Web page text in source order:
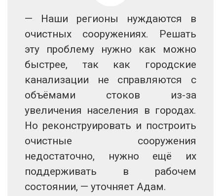
— Наши регионы нуждаются в
очистных сооружениях. Решать
эту проблему нужно как можно
быстрее, так как городские
канализации не справляются с
объёмами стоков из-за
увеличения населения в городах.
Но реконструировать и построить
очистные сооружения
недостаточно, нужно ещё их
поддерживать в рабочем
состоянии, — уточняет Адам.